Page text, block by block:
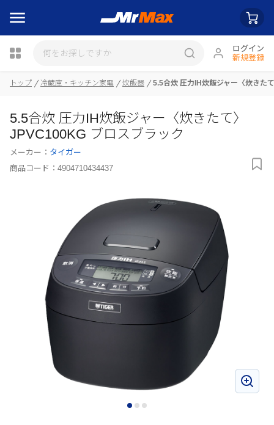
ログイン
新規登録
トップ 冷蔵庫・キッチン家電 炊飯器 5.5合炊 圧力IH炊飯ジャー〈炊きた
5.5合炊 圧力IH炊飯ジャー〈炊きたて〉
JPVC100KG ブロスブラック
メーカー： タイガー
商品コード： 4904710434437